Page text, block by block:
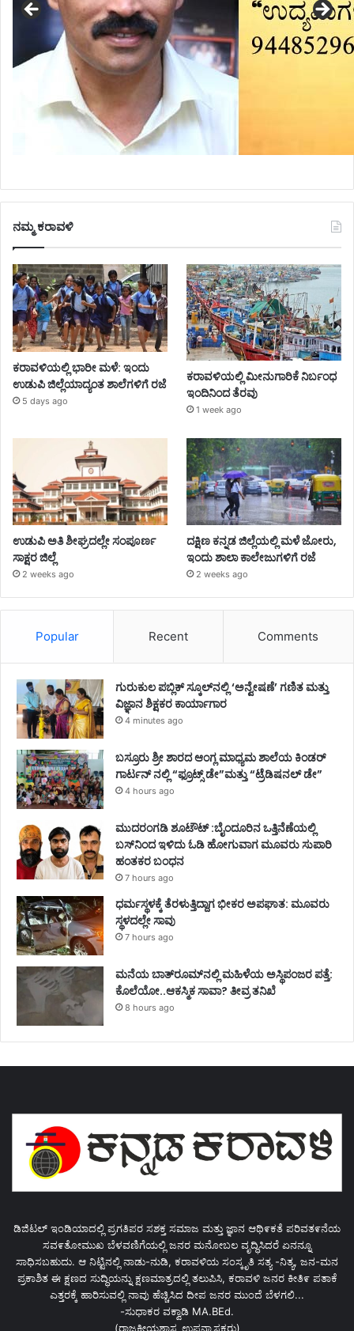
ನಮ್ಮ ಕರಾವಳಿ
ಕರಾವಳಿಯಲ್ಲಿ ಭಾರೀ ಮಳೆ: ಇಂದು
ಉಡುಪಿ ಜಿಲ್ಲೆಯಾದ್ಯಂತ ಶಾಲೆಗಳಿಗೆ ರಜೆ
5 days ago
ಕರಾವಳಿಯಲ್ಲಿ ಮೀನುಗಾರಿಕೆ ನಿರ್ಬಂಧ
ಇಂದಿನಿಂದ ತೆರವು
1 week ago
ಉಡುಪಿ ಅತಿ ಶೀಘ್ರದಲ್ಲೇ ಸಂಪೂರ್ಣ
ಸಾಕ್ಷರ ಜಿಲ್ಲೆ
2 weeks ago
ದಕ್ಷಿಣ ಕನ್ನಡ ಜಿಲ್ಲೆಯಲ್ಲಿ ಮಳೆ ಜೋರು,
ಇಂದು ಶಾಲಾ ಕಾಲೇಜುಗಳಿಗೆ ರಜೆ
2 weeks ago
Popular Recent Comments
ಗುರುಕುಲ ಪಬ್ಲಿಕ್ ಸ್ಕೂಲ್‌ನಲ್ಲಿ ‘ಅನ್ವೇಷಣೆ’ ಗಣಿತ ಮತ್ತು
ವಿಜ್ಞಾನ ಶಿಕ್ಷಕರ ಕಾರ್ಯಾಗಾರ
4 minutes ago
ಬಸ್ರೂರು ಶ್ರೀ ಶಾರದ ಆಂಗ್ಲ ಮಾಧ್ಯಮ ಶಾಲೆಯ ಕಿಂಡರ್
ಗಾರ್ಟನ್ ನಲ್ಲಿ “ಫ್ರೂಟ್ಸ್ ಡೇ”ಮತ್ತು “ಟ್ರೆಡಿಷನಲ್ ಡೇ”
4 hours ago
ಮುದರಂಗಡಿ ಶೂಟೌಟ್ :ಬೈಂದೂರಿನ ಒತ್ತಿನೆಣೆಯಲ್ಲಿ
ಬಸ್‌ನಿಂದ ಇಳಿದು ಓಡಿ ಹೋಗುವಾಗ ಮೂವರು ಸುಪಾರಿ
ಹಂತಕರ ಬಂಧನ
7 hours ago
ಧರ್ಮಸ್ಥಳಕ್ಕೆ ತೆರಳುತ್ತಿದ್ದಾಗ ಭೀಕರ ಅಪಘಾತ: ಮೂವರು
ಸ್ಥಳದಲ್ಲೇ ಸಾವು
7 hours ago
ಮನೆಯ ಬಾತ್‌ರೂಮ್‌ನಲ್ಲಿ ಮಹಿಳೆಯ ಅಸ್ಥಿಪಂಜರ ಪತ್ತೆ:
ಕೊಲೆಯೋ..ಆಕಸ್ಮಿಕ ಸಾವಾ? ತೀವ್ರ ತನಿಖೆ
8 hours ago
ಡಿಜಿಟಲ್ ಇಂಡಿಯಾದಲ್ಲಿ ಪ್ರಗತಿಪರ ಸಶಕ್ತ ಸಮಾಜ ಮತ್ತು ಜ್ಞಾನ ಆಥಿ೯ಕತೆ ಪರಿವತ೯ನೆಯ
ಸವ೯ತೋಮುಖ ಬೆಳವಣಿಗೆಯಲ್ಲಿ ಜನರ ಮನೋಬಲ ವೃದ್ಧಿಸಿದರೆ ಏನನ್ನೂ
ಸಾಧಿಸಬಹುದು. ಆ ನಿಟ್ಟಿನಲ್ಲಿ ನಾಡು-ನುಡಿ, ಕರಾವಳಿಯ ಸಂಸ್ಕೃತಿ ಸತ್ಯ -ನಿತ್ಯ, ಜನ-ಮನ
ಪ್ರಕಾಶಿತ ಈ ಕ್ಷಣದ ಸುದ್ಧಿಯನ್ನು ಕ್ಷಣಮಾತ್ರದಲ್ಲಿ ತಲುಪಿಸಿ, ಕರಾವಳಿ ಜನರ ಕೀತಿ೯ ಪತಾಕೆ
ಎತ್ತರಕ್ಕೆ ಹಾರಿಸುವಲ್ಲಿ ನಾವು ಹೆಚ್ಚಿಸಿದ ದೀಪ ಜನರ ಮುಂದೆ ಬೆಳಗಲಿ...
-ಸುಧಾಕರ ವಕ್ವಾಡಿ MA.BEd.
(ರಾಜಕೀಯಶಾಸ್ತ್ರ ಉಪನ್ಯಾಸಕರು)